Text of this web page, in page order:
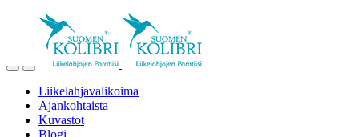
Liikelahjavalikoima
Ajankohtaista
Kuvastot
Blogi